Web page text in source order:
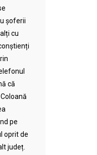
șoferii
cu
că
pe
oprit de
județ.